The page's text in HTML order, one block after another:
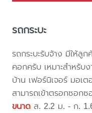
รถกระบะ
รถกระบะรับจ้าง มีให้ลู
คอกครับ เหมาะสำหรั
บ้าน เฟอร์นิเจอร์ มอเ
สามารถเข้าตรอกซอก
ขนาด ส. 2.2 ม. - ก.